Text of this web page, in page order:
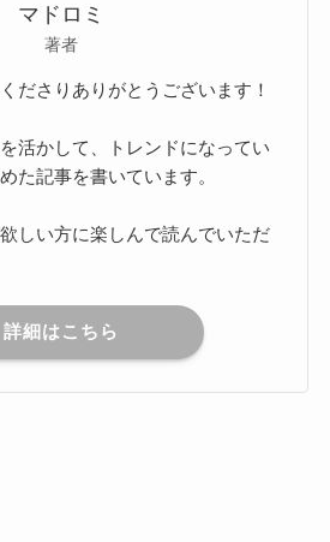
マドロミ
著者
ださりありがとうございます！
活かして、トレンドになってい
た記事を書いています。
しい方に楽しんで読んでいただ
詳細はこちら